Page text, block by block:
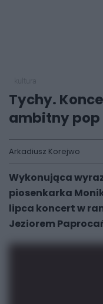
Tychy.
ambitny pop
Arkadiusz Korejwo
Wykonująca
piosenkarka
lipca koncert w
Jeziorem